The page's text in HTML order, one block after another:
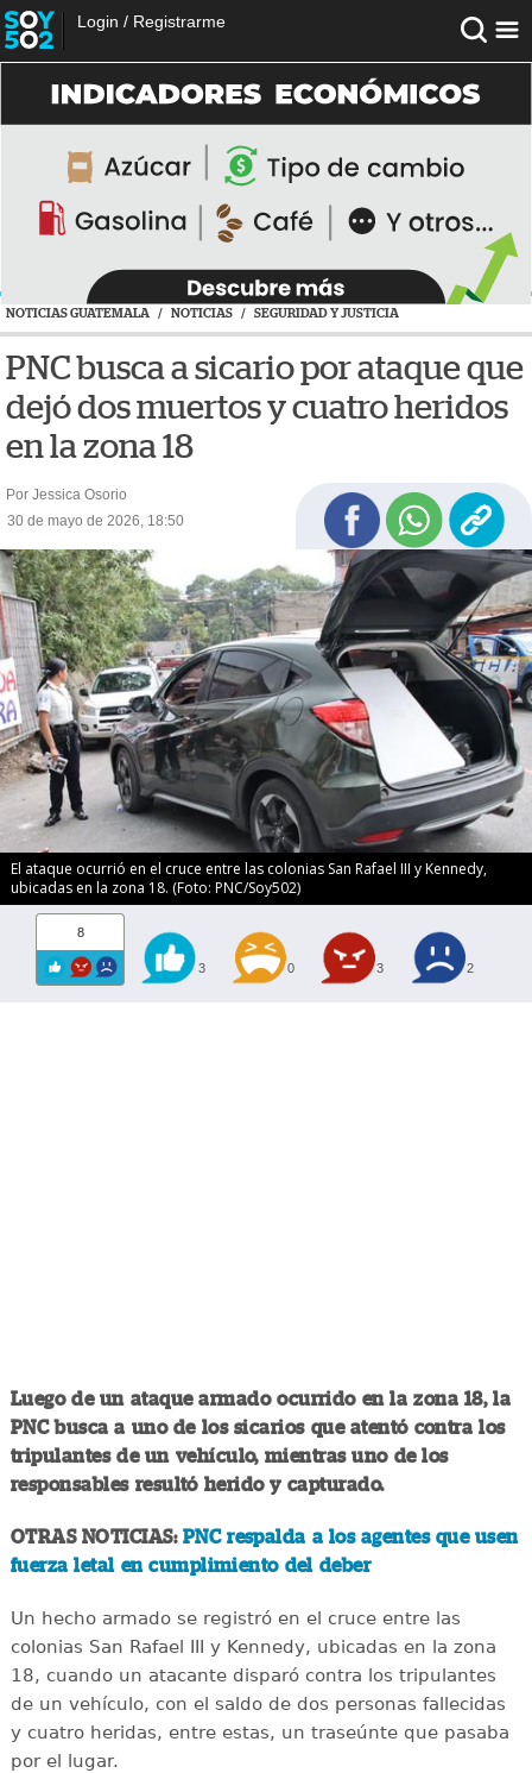
Login / Registrarme
NOTICIAS GUATEMALA / NOTICIAS / SEGURIDAD Y JUSTICIA
PNC busca a sicario por ataque que
dejó dos muertos y cuatro heridos
en la zona 18
Por Jessica Osorio
30 de mayo de 2026, 18:50
El ataque ocurrió en el cruce entre las colonias San Rafael III y Kennedy,
ubicadas en la zona 18. (Foto: PNC/Soy502)
8
3 0 3 2
Luego de un ataque armado ocurrido en la zona 18, la
PNC busca a uno de los sicarios que atentó contra los
tripulantes de un vehículo, mientras uno de los
responsables resultó herido y capturado.
OTRAS NOTICIAS: PNC respalda a los agentes que usen
fuerza letal en cumplimiento del deber
Un hecho armado se registró en el cruce entre las
colonias San Rafael III y Kennedy, ubicadas en la zona
18, cuando un atacante disparó contra los tripulantes
de un vehículo, con el saldo de dos personas fallecidas
y cuatro heridas, entre estas, un traseúnte que pasaba
por el lugar.